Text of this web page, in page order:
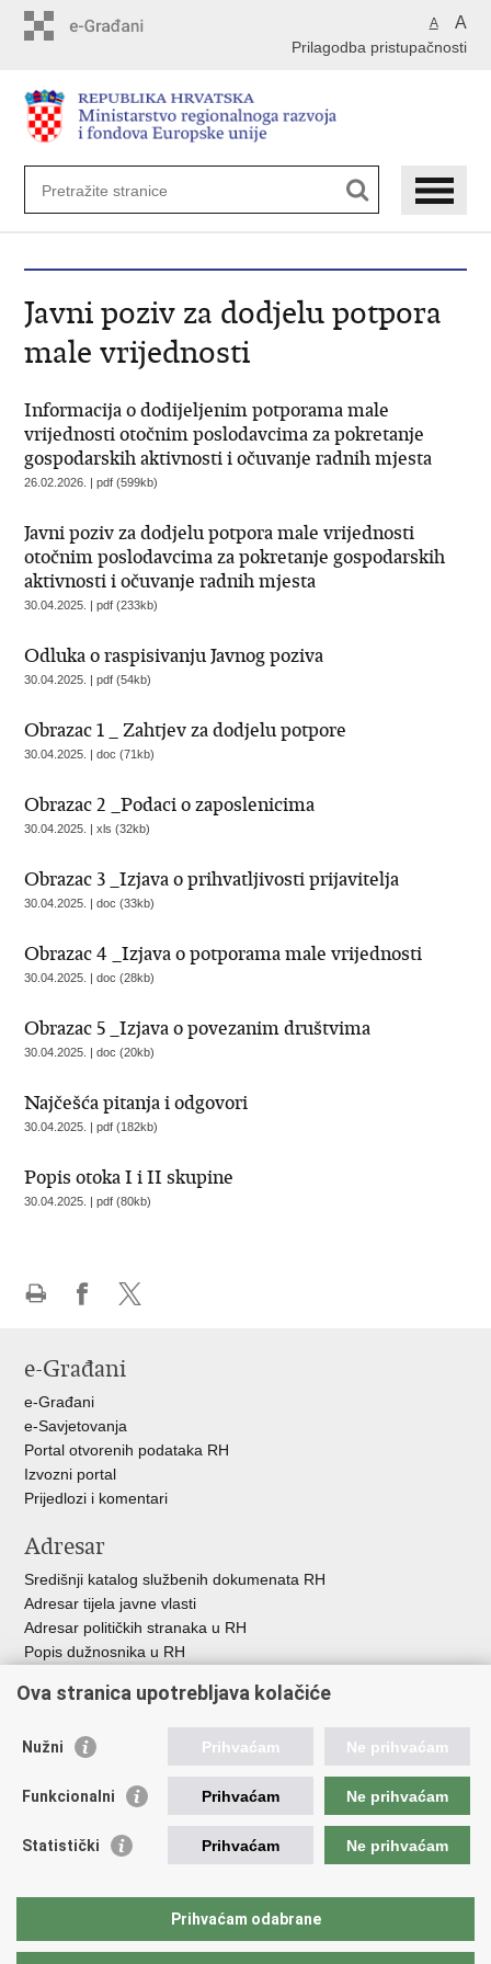
A A
Prilagodba pristupačnosti
Javni poziv za dodjelu potpora
male vrijednosti
Informacija o dodijeljenim potporama male
vrijednosti otočnim poslodavcima za pokretanje
gospodarskih aktivnosti i očuvanje radnih mjesta
26.02.2026. | pdf (599kb)
Javni poziv za dodjelu potpora male vrijednosti
otočnim poslodavcima za pokretanje gospodarskih
aktivnosti i očuvanje radnih mjesta
30.04.2025. | pdf (233kb)
Odluka o raspisivanju Javnog poziva
30.04.2025. | pdf (54kb)
Obrazac 1 _ Zahtjev za dodjelu potpore
30.04.2025. | doc (71kb)
Obrazac 2 _Podaci o zaposlenicima
30.04.2025. | xls (32kb)
Obrazac 3 _Izjava o prihvatljivosti prijavitelja
30.04.2025. | doc (33kb)
Obrazac 4 _Izjava o potporama male vrijednosti
30.04.2025. | doc (28kb)
Obrazac 5 _Izjava o povezanim društvima
30.04.2025. | doc (20kb)
Najčešća pitanja i odgovori
30.04.2025. | pdf (182kb)
Popis otoka I i II skupine
30.04.2025. | pdf (80kb)
Facebooku
X-
e-Građani
e-Građani
e-Savjetovanja
Portal otvorenih podataka RH
Izvozni portal
Prijedlozi i komentari
Adresar
Središnji katalog službenih dokumenata RH
Adresar tijela javne vlasti
Adresar političkih stranaka u RH
Popis dužnosnika u RH
Pozivi za žurnu pomoć
Važne poveznice
Strukturni i investicijski fondovi
Središnja agencija za financiranje i ugovaranje
Predstavništvo Europske komisije u Hrvatskoj
Europski parlament
Ova stranica upotrebljava kolačiće
Nužni Prihvaćam Ne prihvaćam
Funkcionalni Prihvaćam Ne prihvaćam
Statistički Prihvaćam Ne prihvaćam
Prihvaćam odabrane